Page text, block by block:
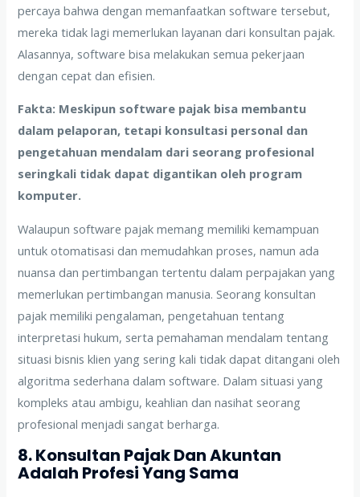
percaya bahwa dengan memanfaatkan software tersebut,
mereka tidak lagi memerlukan layanan dari konsultan pajak.
Alasannya, software bisa melakukan semua pekerjaan
dengan cepat dan efisien.
Fakta: Meskipun software pajak bisa membantu
dalam pelaporan, tetapi konsultasi personal dan
pengetahuan mendalam dari seorang profesional
seringkali tidak dapat digantikan oleh program
komputer.
Walaupun software pajak memang memiliki kemampuan
untuk otomatisasi dan memudahkan proses, namun ada
nuansa dan pertimbangan tertentu dalam perpajakan yang
memerlukan pertimbangan manusia. Seorang konsultan
pajak memiliki pengalaman, pengetahuan tentang
interpretasi hukum, serta pemahaman mendalam tentang
situasi bisnis klien yang sering kali tidak dapat ditangani oleh
algoritma sederhana dalam software. Dalam situasi yang
kompleks atau ambigu, keahlian dan nasihat seorang
profesional menjadi sangat berharga.
8. Konsultan Pajak Dan Akuntan
Adalah Profesi Yang Sama